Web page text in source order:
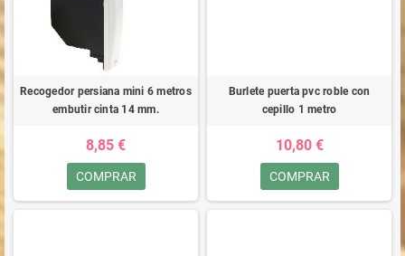
Recogedor persiana mini 6 metros
embutir cinta 14 mm.
8,85 €
COMPRAR
Burlete puerta pvc roble con
cepillo 1 metro
10,80 €
COMPRAR